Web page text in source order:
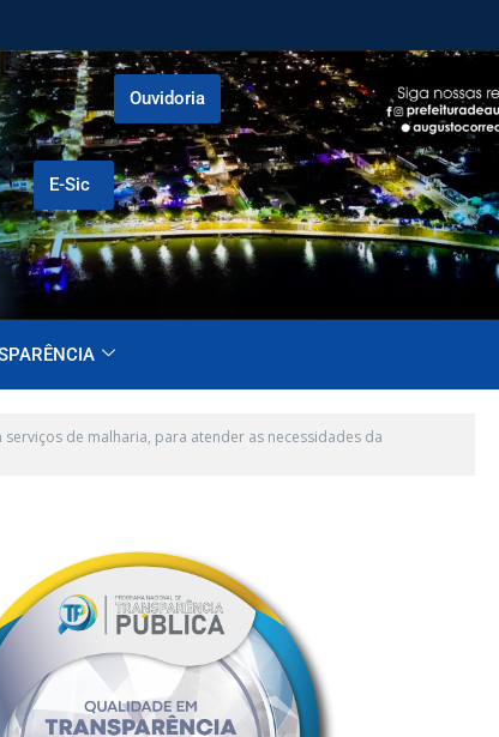
E-Sic
Ouvidoria
serviços de malharia, para atender as necessidades da